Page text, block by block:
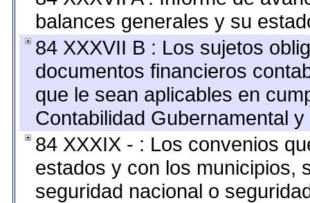
balances generales y su
84 XXXVII B : Los sujetos
documentos financieros
que le sean aplicables en
Contabilidad Gubernamental
84 XXXIX - : Los convenios
estados y con los municipios,
seguridad nacional o